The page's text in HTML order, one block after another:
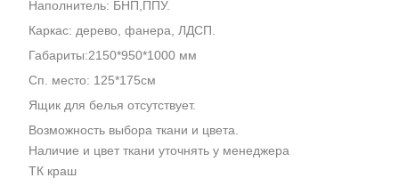
Наполнитель: БНП,ППУ.
Каркас: дерево, фанера, ЛДСП.
Габариты:2150*950*1000 мм
Сп. место: 125*175см
Ящик для белья отсутствует.
Возможность выбора ткани и цвета.
Наличие и цвет ткани уточнять у менеджера
ТК краш